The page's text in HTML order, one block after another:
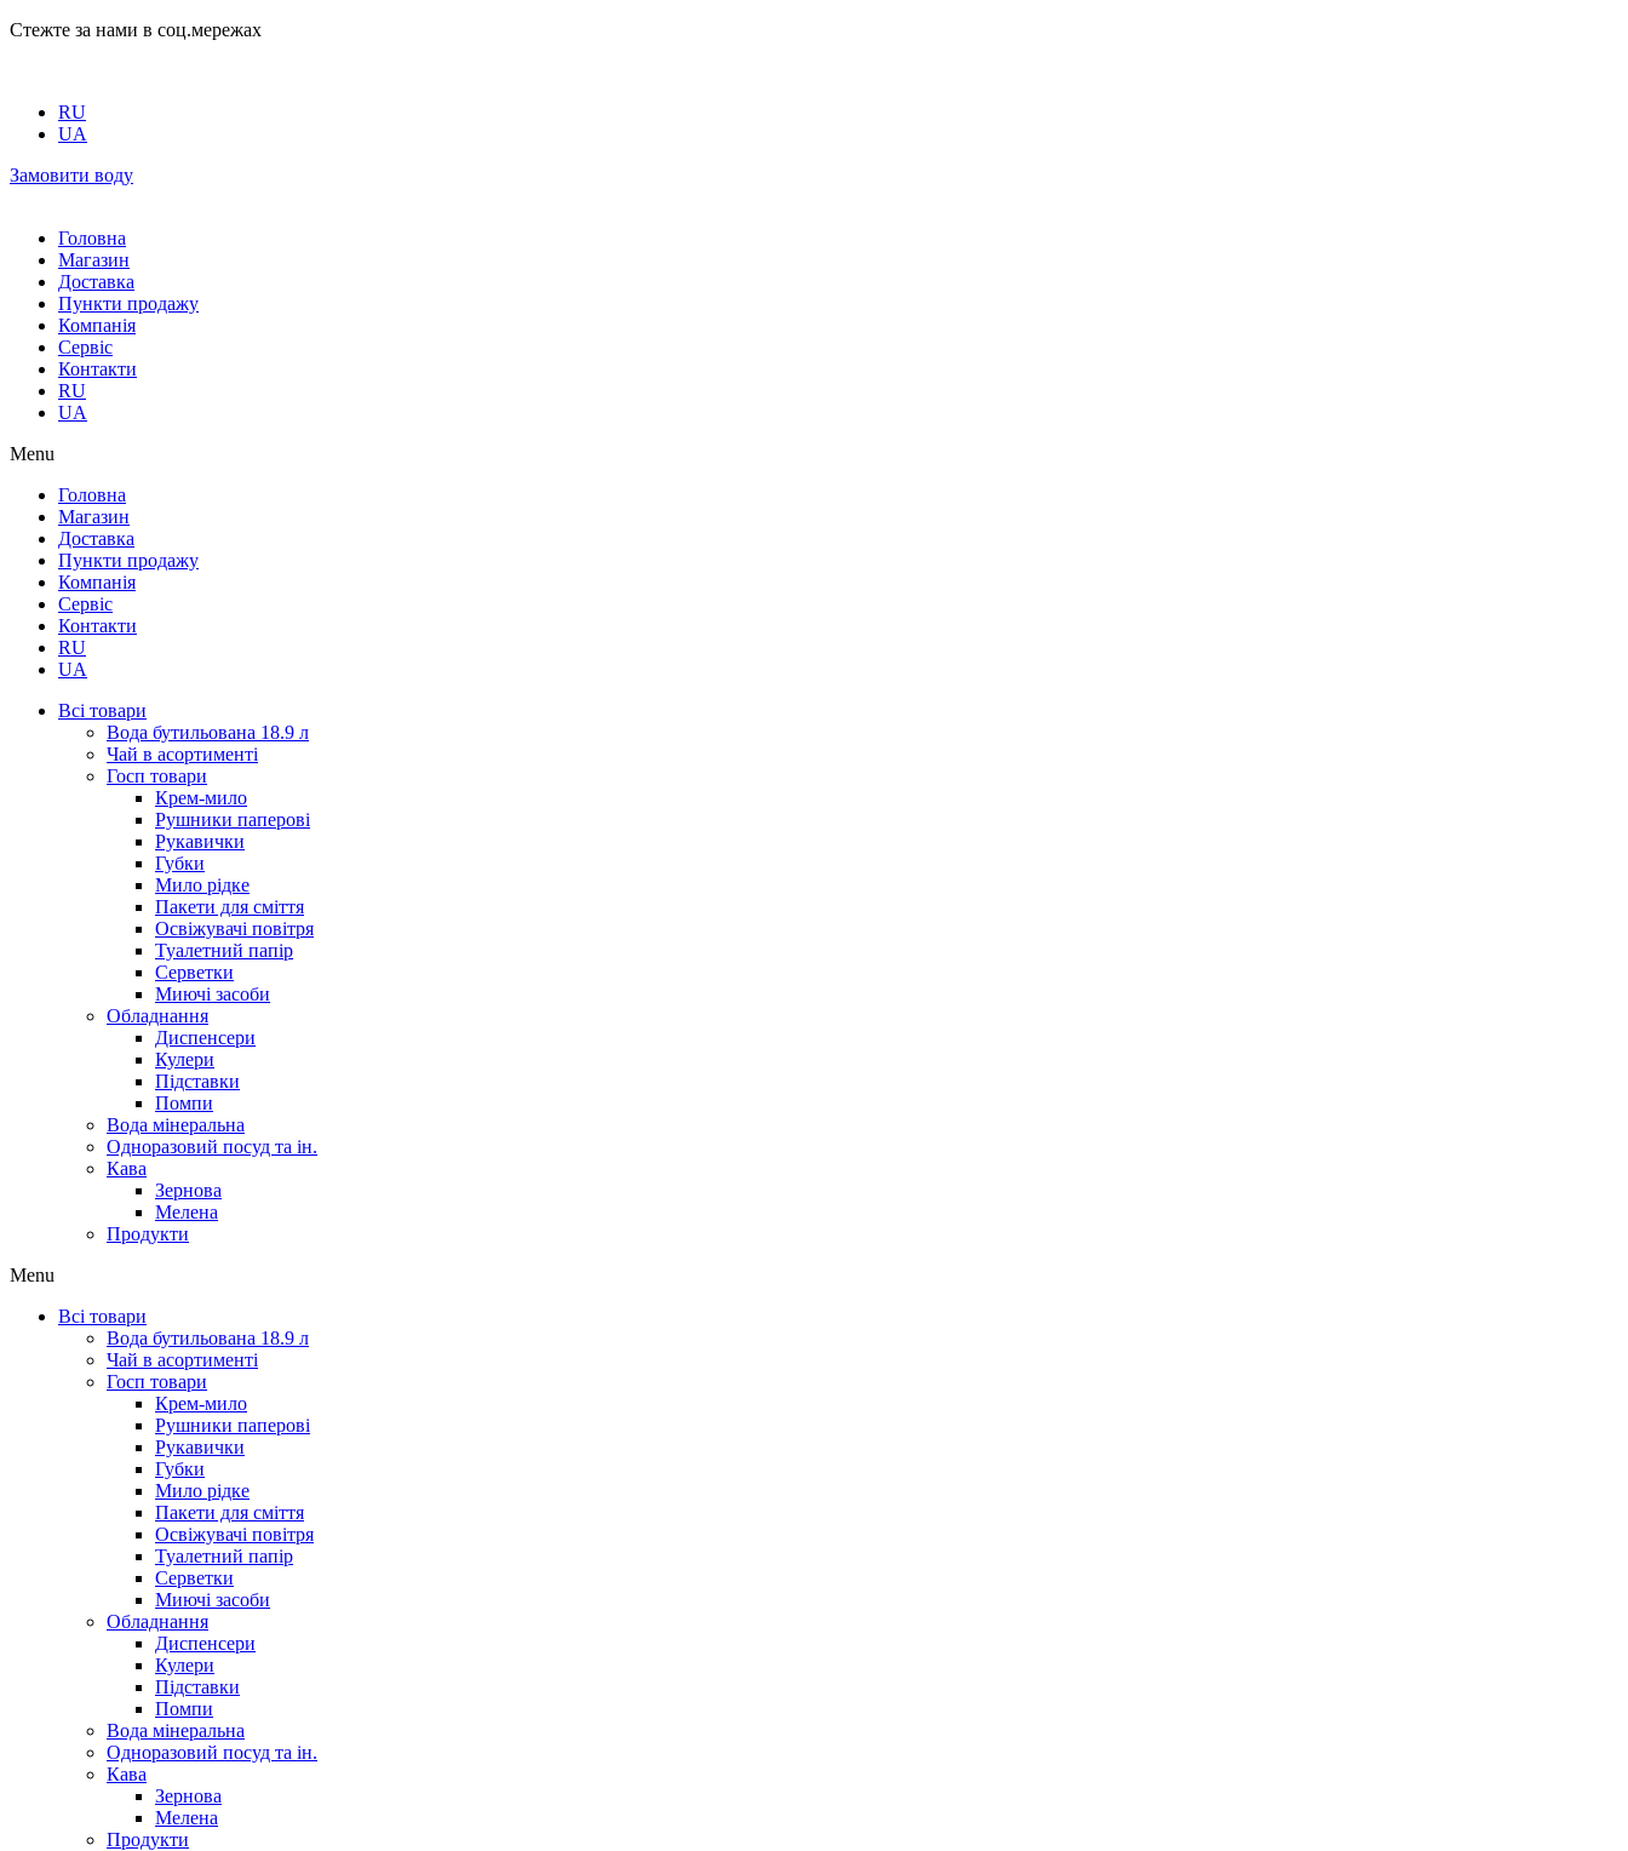
Стежте за нами в соц.мережах
RU
UA
Замовити воду
Головна
Магазин
Доставка
Пункти продажу
Компанія
Сервіс
Контакти
RU
UA
Menu
Головна
Магазин
Доставка
Пункти продажу
Компанія
Сервіс
Контакти
RU
UA
Всі товари
Вода бутильована 18.9 л
Чай в асортименті
Госп товари
Крем-мило
Рушники паперові
Рукавички
Губки
Мило рідке
Пакети для сміття
Освіжувачі повітря
Туалетний папір
Серветки
Миючі засоби
Обладнання
Диспенсери
Кулери
Підставки
Помпи
Вода мінеральна
Одноразовий посуд та ін.
Кава
Зернова
Мелена
Продукти
Menu
Всі товари
Вода бутильована 18.9 л
Чай в асортименті
Госп товари
Крем-мило
Рушники паперові
Рукавички
Губки
Мило рідке
Пакети для сміття
Освіжувачі повітря
Туалетний папір
Серветки
Миючі засоби
Обладнання
Диспенсери
Кулери
Підставки
Помпи
Вода мінеральна
Одноразовий посуд та ін.
Кава
Зернова
Мелена
Продукти